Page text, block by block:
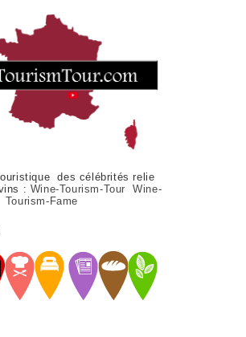
des célébrités relie
: Wine-Tourism-Tour Wine-
Tourism-Fame